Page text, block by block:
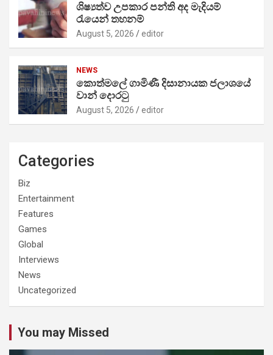
ශිෂ්‍යත්ව උපකාර පන්ති අද මැදියම්
රැයෙන් තහනම්
August 5, 2026 editor
NEWS
කොත්මලේ ගාමිණී දිසානායක ජලාශයේ
වාන් දොරටු
August 5, 2026 editor
Categories
Biz
Entertainment
Features
Games
Global
Interviews
News
Uncategorized
You may Missed